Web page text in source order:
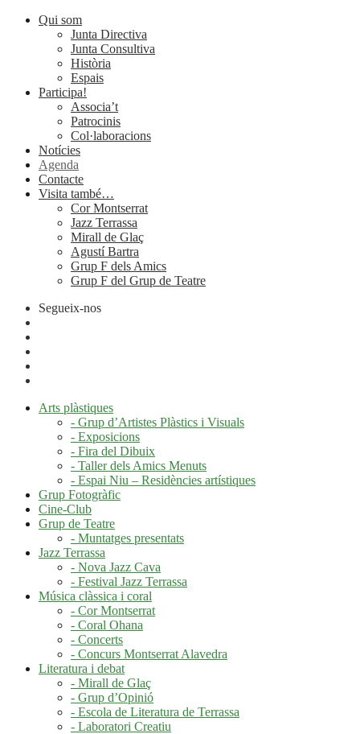
Qui som
Junta Directiva
Junta Consultiva
Història
Espais
Participa!
Associa’t
Patrocinis
Col·laboracions
Notícies
Agenda
Contacte
Visita també…
Cor Montserrat
Jazz Terrassa
Mirall de Glaç
Agustí Bartra
Grup F dels Amics
Grup F del Grup de Teatre
Segueix-nos
Arts plàstiques
- Grup d’Artistes Plàstics i Visuals
- Exposicions
- Fira del Dibuix
- Taller dels Amics Menuts
- Espai Niu – Residències artístiques
Grup Fotogràfic
Cine-Club
Grup de Teatre
- Muntatges presentats
Jazz Terrassa
- Nova Jazz Cava
- Festival Jazz Terrassa
Música clàssica i coral
- Cor Montserrat
- Coral Ohana
- Concerts
- Concurs Montserrat Alavedra
Literatura i debat
- Mirall de Glaç
- Grup d’Opinió
- Escola de Literatura de Terrassa
- Laboratori Creatiu